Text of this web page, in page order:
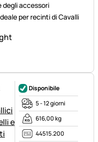
degli accessori
per recinti di Cavalli
Disponibile
5 - 12 giorni
616,00 kg
44515.200